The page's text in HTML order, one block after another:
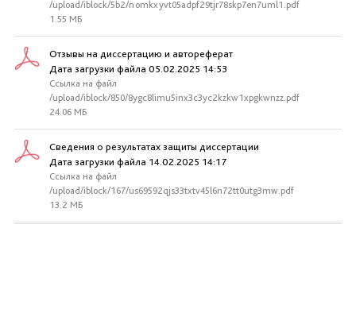
/upload/iblock/5b2/nomkxyvt05adpf29tjr78skp7en7uml1.pdf
1.55 МБ
Отзывы на диссертацию и автореферат
Дата загрузки файла 05.02.2025 14:53
Ссылка на файл
/upload/iblock/850/8ygc8limu5inx3c3yc2kzkw1xpgkwnzz.pdf
24.06 МБ
Сведения о результатах защиты диссертации
Дата загрузки файла 14.02.2025 14:17
Ссылка на файл
/upload/iblock/167/us69592qjs33txtv45l6n72tt0utg3mw.pdf
13.2 МБ